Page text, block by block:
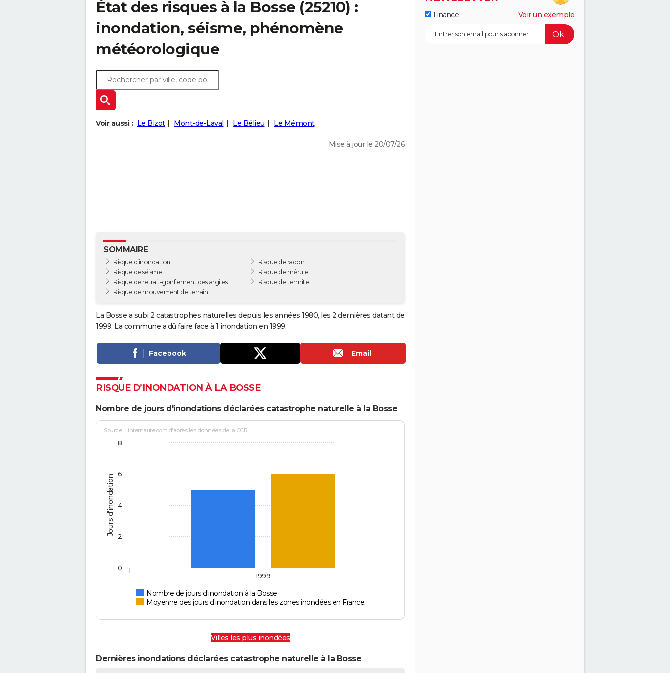
État des risques à la Bosse (25210) :
inondation, séisme, phénomène
météorologique
Voir aussi : Le Bizot Mont-de-Laval Le Bélieu Le Mémont
Mise à jour le 20/07/26
SOMMAIRE
Risque d’inondation
Risque de séisme
Risque de retrait-gonflement des argiles
Risque de mouvement de terrain
Risque de radon
Risque de mérule
Risque de termite
La Bosse a subi 2 catastrophes naturelles depuis les années 1980, les 2 dernières datant de
1999. La commune a dû faire face à 1 inondation en 1999.
Facebook Email
RISQUE D’INONDATION À LA BOSSE
Nombre de jours d'inondations déclarées catastrophe naturelle à la Bosse
Jours d'inondation
Source : Linternaute.com d'après les données de la CCR
Nombre de jours d'inondation à la Bosse
Moyenne des jours d'inondation dans les zones inondées en France
1999
0
2
4
6
8
Villes les plus inondées
Dernières inondations déclarées catastrophe naturelle à la Bosse
Finance Voir un exemple